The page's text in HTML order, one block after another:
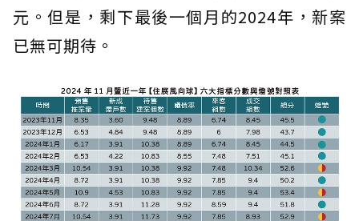
元。但是，剩下最後一個月的2024年，新案
已無可期待。